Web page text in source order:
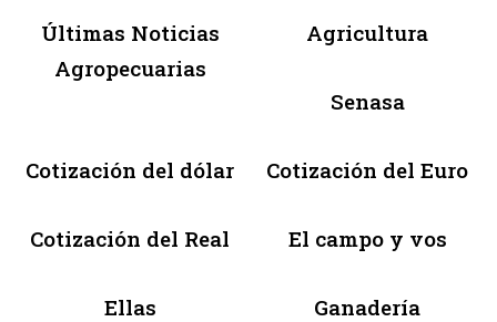
Últimas Noticias
Agropecuarias
Agricultura
Senasa
Cotización del dólar Cotización del Euro
Cotización del Real El campo y vos
Ellas Ganadería